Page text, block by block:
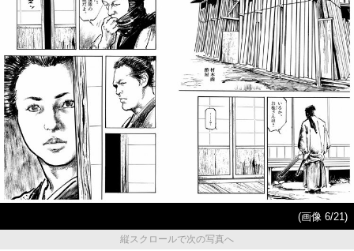
(画像 6/21)
縦スクロールで次の写真へ